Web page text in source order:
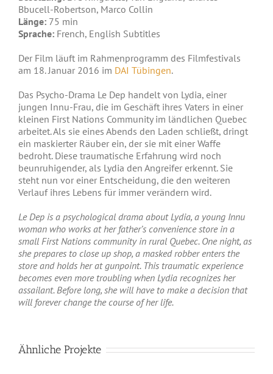
Bbucell-Robertson, Marco Collin
Länge: 75 min
Sprache: French, English Subtitles
Der Film läuft im Rahmenprogramm des Filmfestivals
am 18. Januar 2016 im DAI Tübingen.
Das Psycho-Drama Le Dep handelt von Lydia, einer
jungen Innu-Frau, die im Geschäft ihres Vaters in einer
kleinen First Nations Community im ländlichen Quebec
arbeitet. Als sie eines Abends den Laden schließt, dringt
ein maskierter Räuber ein, der sie mit einer Waffe
bedroht. Diese traumatische Erfahrung wird noch
beunruhigender, als Lydia den Angreifer erkennt. Sie
steht nun vor einer Entscheidung, die den weiteren
Verlauf ihres Lebens für immer verändern wird.
Le Dep is a psychological drama about Lydia, a young Innu
woman who works at her father’s convenience store in a
small First Nations community in rural Quebec. One night, as
she prepares to close up shop, a masked robber enters the
store and holds her at gunpoint. This traumatic experience
becomes even more troubling when Lydia recognizes her
assailant. Before long, she will have to make a decision that
will forever change the course of her life.
Ähnliche Projekte